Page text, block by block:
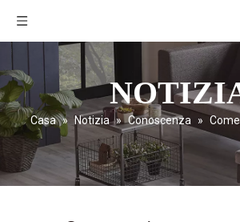
Casa » Notizia » Conoscenza »